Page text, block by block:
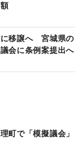
に移譲へ 宮城県の
会に条例案提出へ
町で「模擬議会」